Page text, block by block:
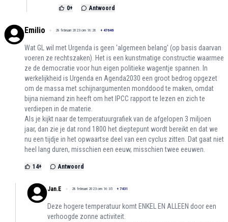
0+ Antwoord
Emilio 28 februari 2023 om 16:26 + 47646
Wat GL wil met Urgenda is geen 'algemeen belang' (op basis daarvan
voeren ze rechtszaken). Het is een kunstmatige constructie waarmee
ze de democratie voor hun eigen politieke wagentje spannen. In
werkelijkheid is Urgenda en Agenda2030 een groot bedrog opgezet
om de massa met schijnargumenten monddood te maken, omdat
bijna niemand zin heeft om het IPCC rapport te lezen en zich te
verdiepen in de materie.
Als je kijkt naar de temperatuurgrafiek van de afgelopen 3 miljoen
jaar, dan zie je dat rond 1800 het dieptepunt wordt bereikt en dat we
nu een tijdje in het opwaartse deel van een cyclus zitten. Dat gaat niet
heel lang duren, misschien een eeuw, misschien twee eeuwen.
14+ Antwoord
Jan.E 28 februari 2023 om 16:35 + 7431
Deze hogere temperatuur komt ENKEL EN ALLEEN door een
verhoogde zonne activiteit.